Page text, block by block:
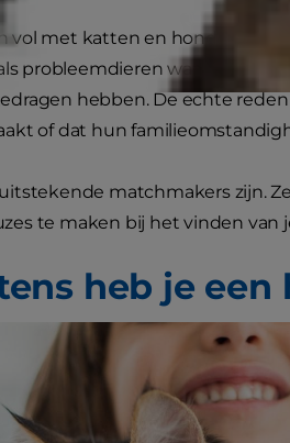
vol met katten en honden;
probleemdieren waar iets mis
hebben. De echte
of dat hun
matchmakers zijn.
te maken bij het vinden van
heb je een